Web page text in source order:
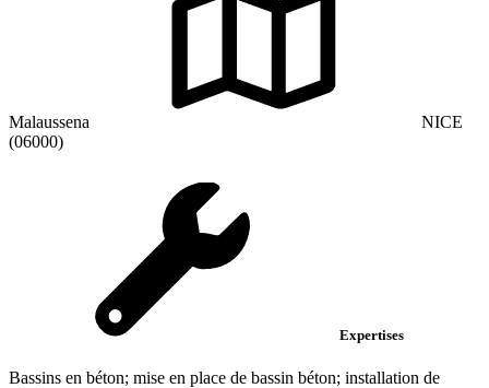
Malaussena
NICE
(06000)
Expertises
Bassins en béton; mise en place de bassin béton; installation de